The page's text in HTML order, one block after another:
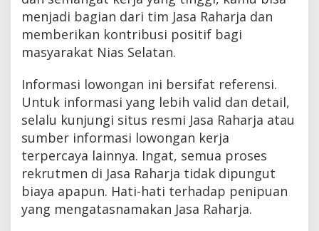
menjadi bagian dari tim Jasa Raharja dan
memberikan kontribusi positif bagi
masyarakat Nias Selatan.
Informasi lowongan ini bersifat referensi.
Untuk informasi yang lebih valid dan detail,
selalu kunjungi situs resmi Jasa Raharja atau
sumber informasi lowongan kerja
terpercaya lainnya. Ingat, semua proses
rekrutmen di Jasa Raharja tidak dipungut
biaya apapun. Hati-hati terhadap penipuan
yang mengatasnamakan Jasa Raharja.